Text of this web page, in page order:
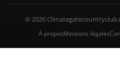
© 2026
À proposMentions légales